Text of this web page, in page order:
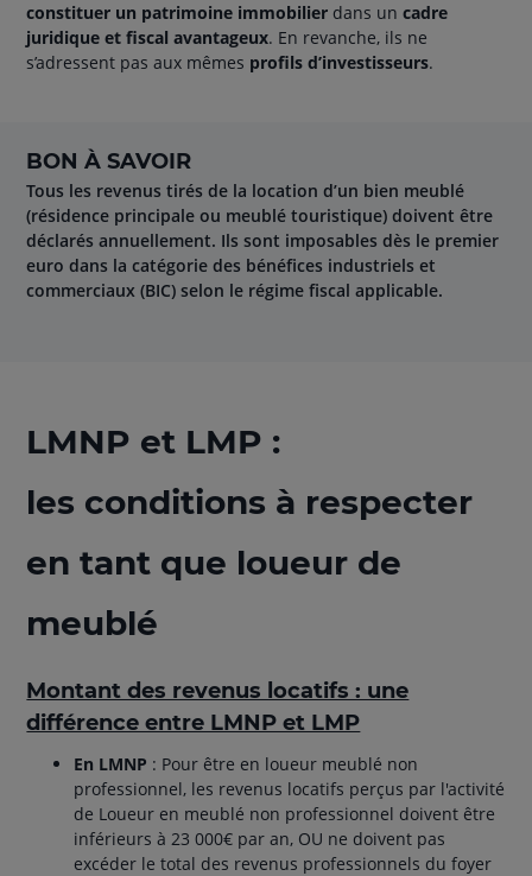
constituer un patrimoine immobilier dans uncadre
juridique et fiscal avantageux. En revanche, ils ne
s’adressent pas aux mêmes profils d’investisseurs.
BON À SAVOIR
Tous les revenus tirés de la location d’un bien meublé
(résidence principale ou meublé touristique) doivent être
déclarés annuellement. Ils sont imposables dès le premier
euro dans la catégorie des bénéfices industriels et
commerciaux (BIC) selon le régime fiscal applicable.
LMNP et LMP :
les conditions à respecter
en tant que loueur de
meublé
Montant des revenus locatifs : une
différence entre LMNP et LMP
En LMNP : Pour être en loueur meublé non
professionnel, les revenus locatifs perçus par l'activité
de Loueur en meublé non professionnel doivent être
inférieurs à 23 000€ par an, OU ne doivent pas
excéder le total des revenus professionnels du foyer